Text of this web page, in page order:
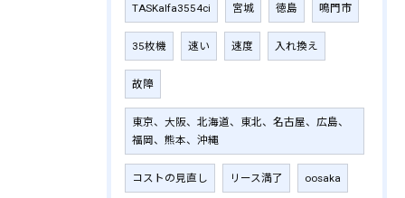
TASKalfa3554ci 宮城 徳島 鳴門市
35枚機 速い 速度 入れ換え
故障
東京、大阪、北海道、東北、名古屋、広島、
福岡、熊本、沖縄
コストの見直し リース満了 oosaka